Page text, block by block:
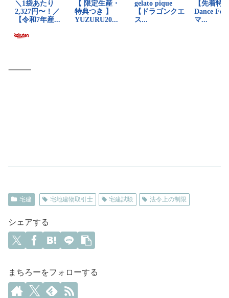
⸻
宅建 宅地建物取引士 宅建試験 法令上の制限
シェアする
まちろーをフォローする